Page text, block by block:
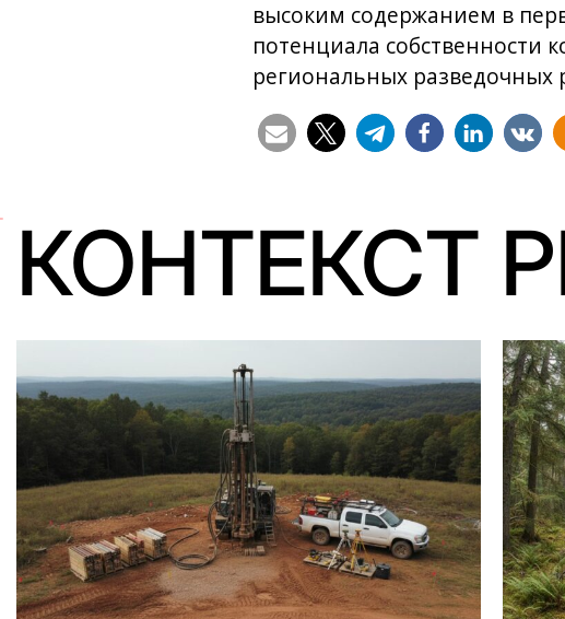
высоким содержанием в
потенциала собственности
региональных разведочных
КОНТЕКСТ